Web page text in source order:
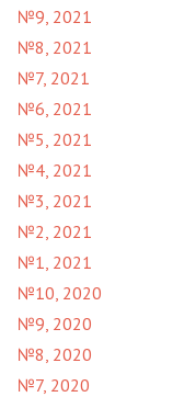
№9, 2021
№8, 2021
№7, 2021
№6, 2021
№5, 2021
№4, 2021
№3, 2021
№2, 2021
№1, 2021
№10, 2020
№9, 2020
№8, 2020
№7, 2020